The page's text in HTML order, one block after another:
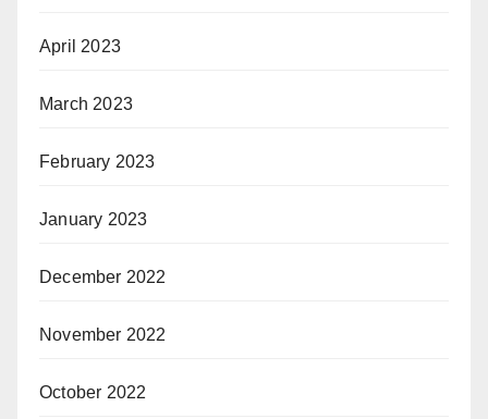
April 2023
March 2023
February 2023
January 2023
December 2022
November 2022
October 2022